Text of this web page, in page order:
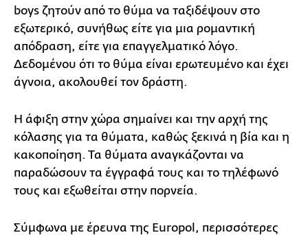
boys ζητούν από το θύμα να ταξιδέψουν στο
εξωτερικό, συνήθως είτε για μια ρομαντική
απόδραση, είτε για επαγγελματικό λόγο.
Δεδομένου ότι το θύμα είναι ερωτευμένο και έχει
άγνοια, ακολουθεί τον δράστη.
Η άφιξη στην χώρα σημαίνει και την αρχή της
κόλασης για τα θύματα, καθώς ξεκινά η βία και η
κακοποίηση. Τα θύματα αναγκάζονται να
παραδώσουν τα έγγραφά τους και το τηλέφωνό
τους και εξωθείται στην πορνεία.
Σύμφωνα με έρευνα της Europol, περισσότερες